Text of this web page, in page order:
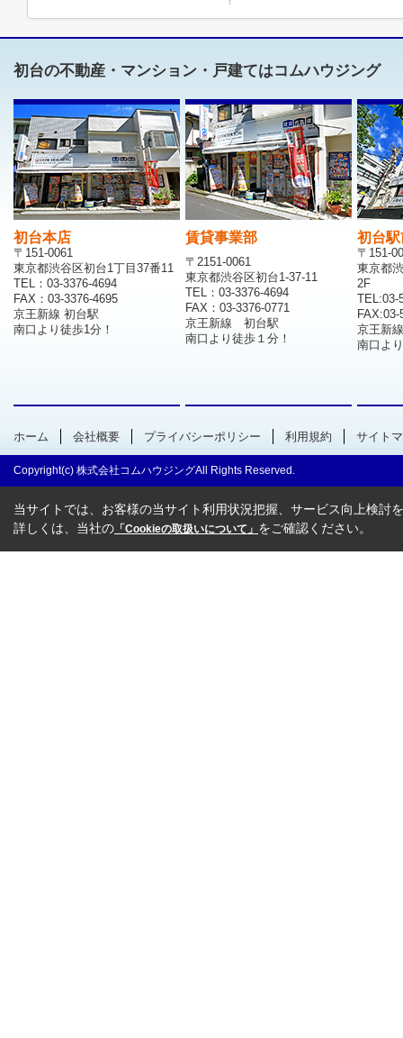
初台の不動産・マンション・戸建てはコムハウジング
初台本店
〒151-0061
東京都渋谷区初台1丁目37番11
TEL：03-3376-4694
FAX：03-3376-4695
京王新線 初台駅
南口より徒歩1分！
賃貸事業部
〒2151-0061
東京都渋谷区初台1-37-11
TEL：03-3376-4694
FAX：03-3376-0771
京王新線 初台駅
南口より徒歩１分！
初台
〒151-
東京都
2F
TEL:03-
FAX:03-
京王新
南口よ
ホーム 会社概要 プライバシーポリシー 利用規約 サイト
Copyright(c) 株式会社コムハウジングAll Rights Reserved.
当サイトでは、お客様の当サイト利用状況把握、サービス向上検討
詳しくは、当社の 「Cookieの取扱いについて」 をご確認ください。